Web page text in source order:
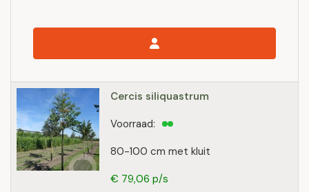
Cercis siliquastrum
80-100 cm met kluit
Voorraad:
€ 79,06 p/s